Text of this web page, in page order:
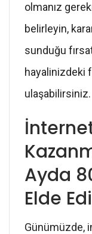
olmanız
belirleyin,
sunduğu
hayalinizdeki
ulaşabilirsiniz.
Ayda
Elde
Günümüzde,